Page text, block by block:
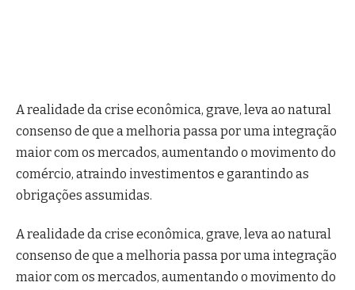
A realidade da crise econômica, grave, leva ao natural
consenso de que a melhoria passa por uma integração
maior com os mercados, aumentando o movimento do
comércio, atraindo investimentos e garantindo as
obrigações assumidas.
A realidade da crise econômica, grave, leva ao natural
consenso de que a melhoria passa por uma integração
maior com os mercados, aumentando o movimento do